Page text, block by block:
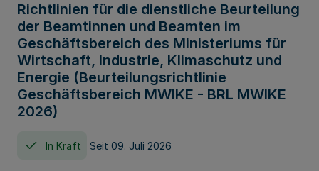
Richtlinien für die dienstliche Beurteilung
der Beamtinnen und Beamten im
Geschäftsbereich des Ministeriums für
Wirtschaft, Industrie, Klimaschutz und
Energie (Beurteilungsrichtlinie
Geschäftsbereich MWIKE - BRL MWIKE
2026)
In Kraft Seit 09. Juli 2026